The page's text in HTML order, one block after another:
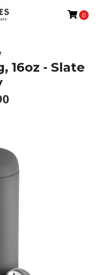
0
16oz - Slate